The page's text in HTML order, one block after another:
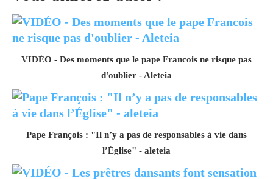
VIDÉO - Des moments que le pape Francois ne risque pas
d'oublier - Aleteia
Pape François : "Il n’y a pas de responsables à vie dans
l’Église" - aleteia